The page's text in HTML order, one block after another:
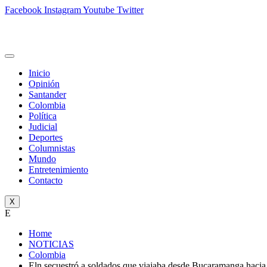
Facebook InstagramYoutube Twitter
Inicio
Opinión
Santander
Colombia
Política
Judicial
Deportes
Columnistas
Mundo
Entretenimiento
Contacto
X
E
Home
NOTICIAS
Colombia